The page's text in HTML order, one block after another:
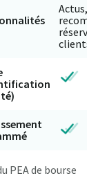
Actus,
clients
PEA de bourse